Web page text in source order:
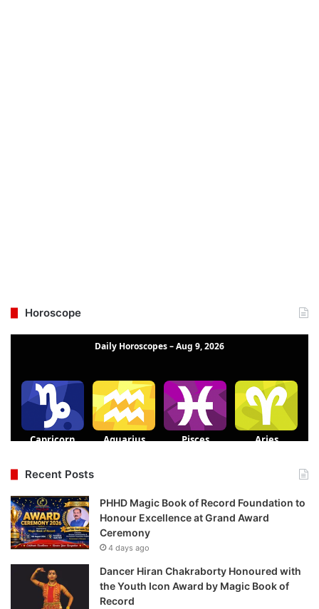
Horoscope
Recent Posts
PHHD Magic Book of Record Foundation to
Honour Excellence at Grand Award
Ceremony
4 days ago
Dancer Hiran Chakraborty Honoured with
the Youth Icon Award by Magic Book of
Record